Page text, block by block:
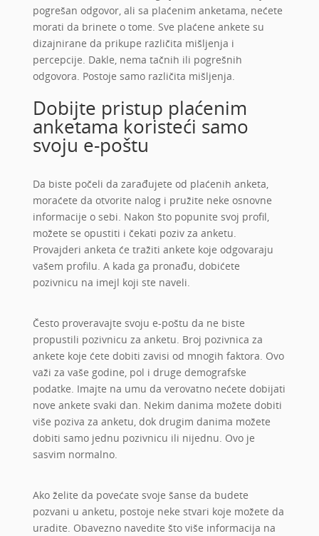
pogrešan odgovor, ali sa plaćenim anketama, nećete
morati da brinete o tome. Sve plaćene ankete su
dizajnirane da prikupe različita mišljenja i
percepcije. Dakle, nema tačnih ili pogrešnih
odgovora. Postoje samo različita mišljenja.
Dobijte pristup plaćenim
anketama koristeći samo
svoju e-poštu
Da biste počeli da zarađujete od plaćenih anketa,
moraćete da otvorite nalog i pružite neke osnovne
informacije o sebi. Nakon što popunite svoj profil,
možete se opustiti i čekati poziv za anketu.
Provajderi anketa će tražiti ankete koje odgovaraju
vašem profilu. A kada ga pronađu, dobićete
pozivnicu na imejl koji ste naveli.
Često proveravajte svoju e-poštu da ne biste
propustili pozivnicu za anketu. Broj pozivnica za
ankete koje ćete dobiti zavisi od mnogih faktora. Ovo
važi za vaše godine, pol i druge demografske
podatke. Imajte na umu da verovatno nećete dobijati
nove ankete svaki dan. Nekim danima možete dobiti
više poziva za anketu, dok drugim danima možete
dobiti samo jednu pozivnicu ili nijednu. Ovo je
sasvim normalno.
Ako želite da povećate svoje šanse da budete
pozvani u anketu, postoje neke stvari koje možete da
uradite. Obavezno navedite što više informacija na